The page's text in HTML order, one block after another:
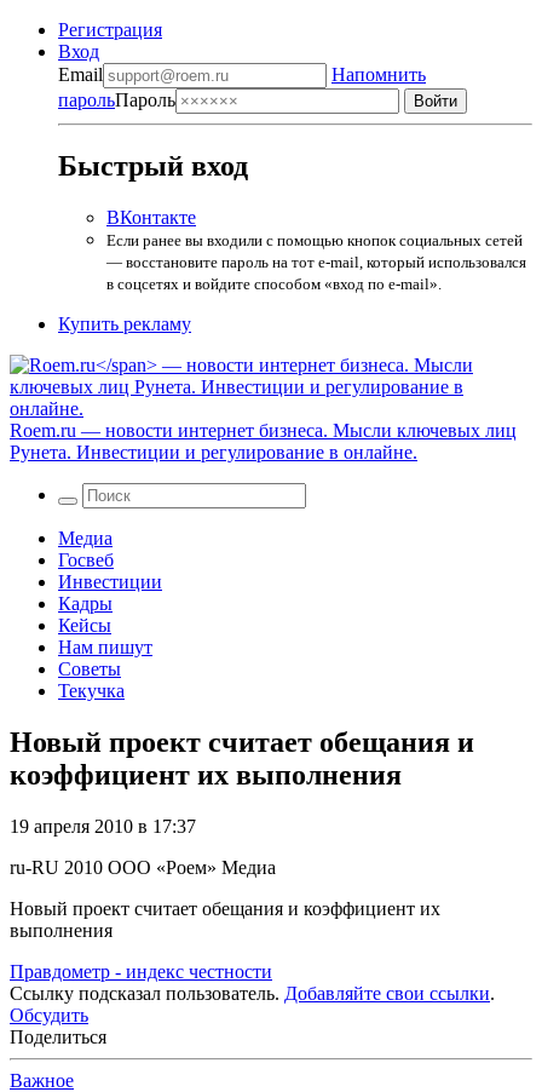
Регистрация
Вход
Email
Напомнить
парольПароль
Быстрый вход
ВКонтакте
Если ранее вы входили с помощью кнопок социальных сетей
— восстановите пароль на тот e-mail, который использовался
в соцсетях и войдите способом «вход по e-mail».
Купить рекламу
Roem.ru — новости интернет бизнеса. Мысли ключевых лиц
Рунета. Инвестиции и регулирование в онлайне.
Медиа
Госвеб
Инвестиции
Кадры
Кейсы
Нам пишут
Советы
Текучка
Новый проект считает обещания и
коэффициент их выполнения
19 апреля 2010 в 17:37
ru-RU 2010 ООО «Роем» Медиа
Новый проект считает обещания и коэффициент их
выполнения
Правдометр - индекс честности
Ссылку подсказал пользователь. Добавляйте свои ссылки.
Обсудить
Поделиться
Важное